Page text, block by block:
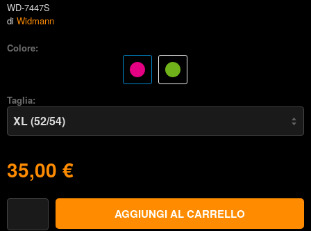
WD-7447S
di Widmann
Colore:
Taglia:
35,00 €